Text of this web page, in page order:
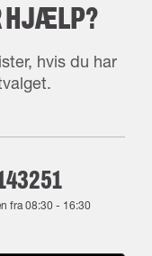
HJÆLP?
hvis du har
fra08:30 - 16:30